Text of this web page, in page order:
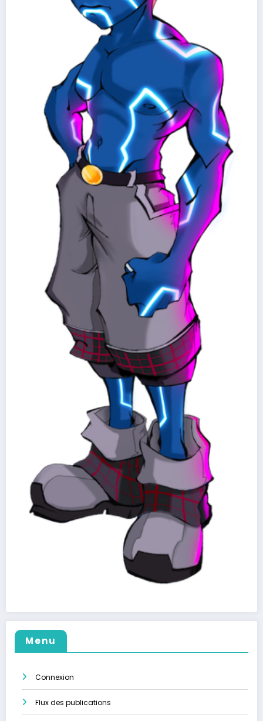
Menu
Connexion
Flux des publications